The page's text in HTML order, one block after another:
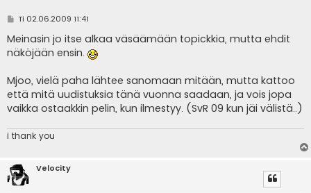
V
e
s
t
Ti 02.06.2009 11:41
Meinasin jo itse alkaa väsäämään topickkia, mutta ehdit
näköjään ensin.
Mjoo, vielä paha lähtee sanomaan mitään, mutta kattoo
että mitä uudistuksia tänä vuonna saadaan, ja vois jopa
vaikka ostaakkin pelin, kun ilmestyy. (SvR 09 kun jäi välistä..)
i thank you
Velocity